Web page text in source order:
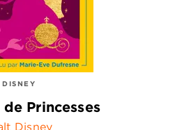
DISNEY
Princesses
Disney